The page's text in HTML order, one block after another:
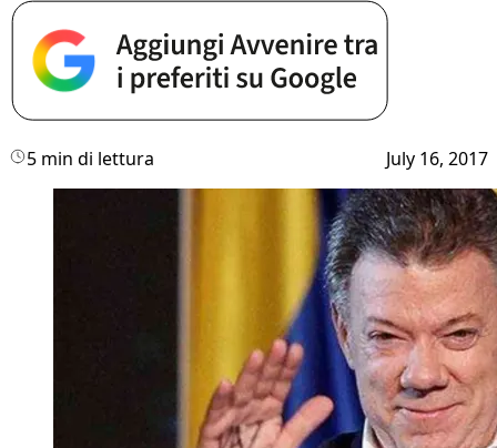
5 min di lettura July 16, 2017